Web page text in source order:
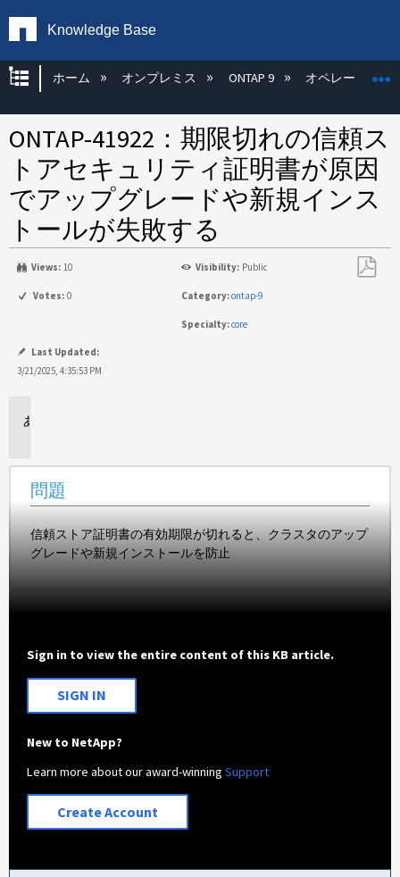
Knowledge Base
グローバル階層を展開/折りたたむ
ホーム オンプレミス ONTAP 9 オペレーティン
ONTAP-41922：期限切れの信頼ス
トアセキュリティ証明書が原因
でアップグレードや新規インス
トールが失敗する
Views: 10 Visibility: Public
Votes: 0 Category:ontap-9
Specialty:core
Last Updated:
3/21/2025, 4:35:53 PM
問題
信頼ストア証明書の有効期限が切れると、クラスタのアップ
グレードや新規インストールを防止
Sign in to view the entire content of this KB article.
SIGN IN
New to NetApp?
Learn more about our award-winningSupport
Create Account